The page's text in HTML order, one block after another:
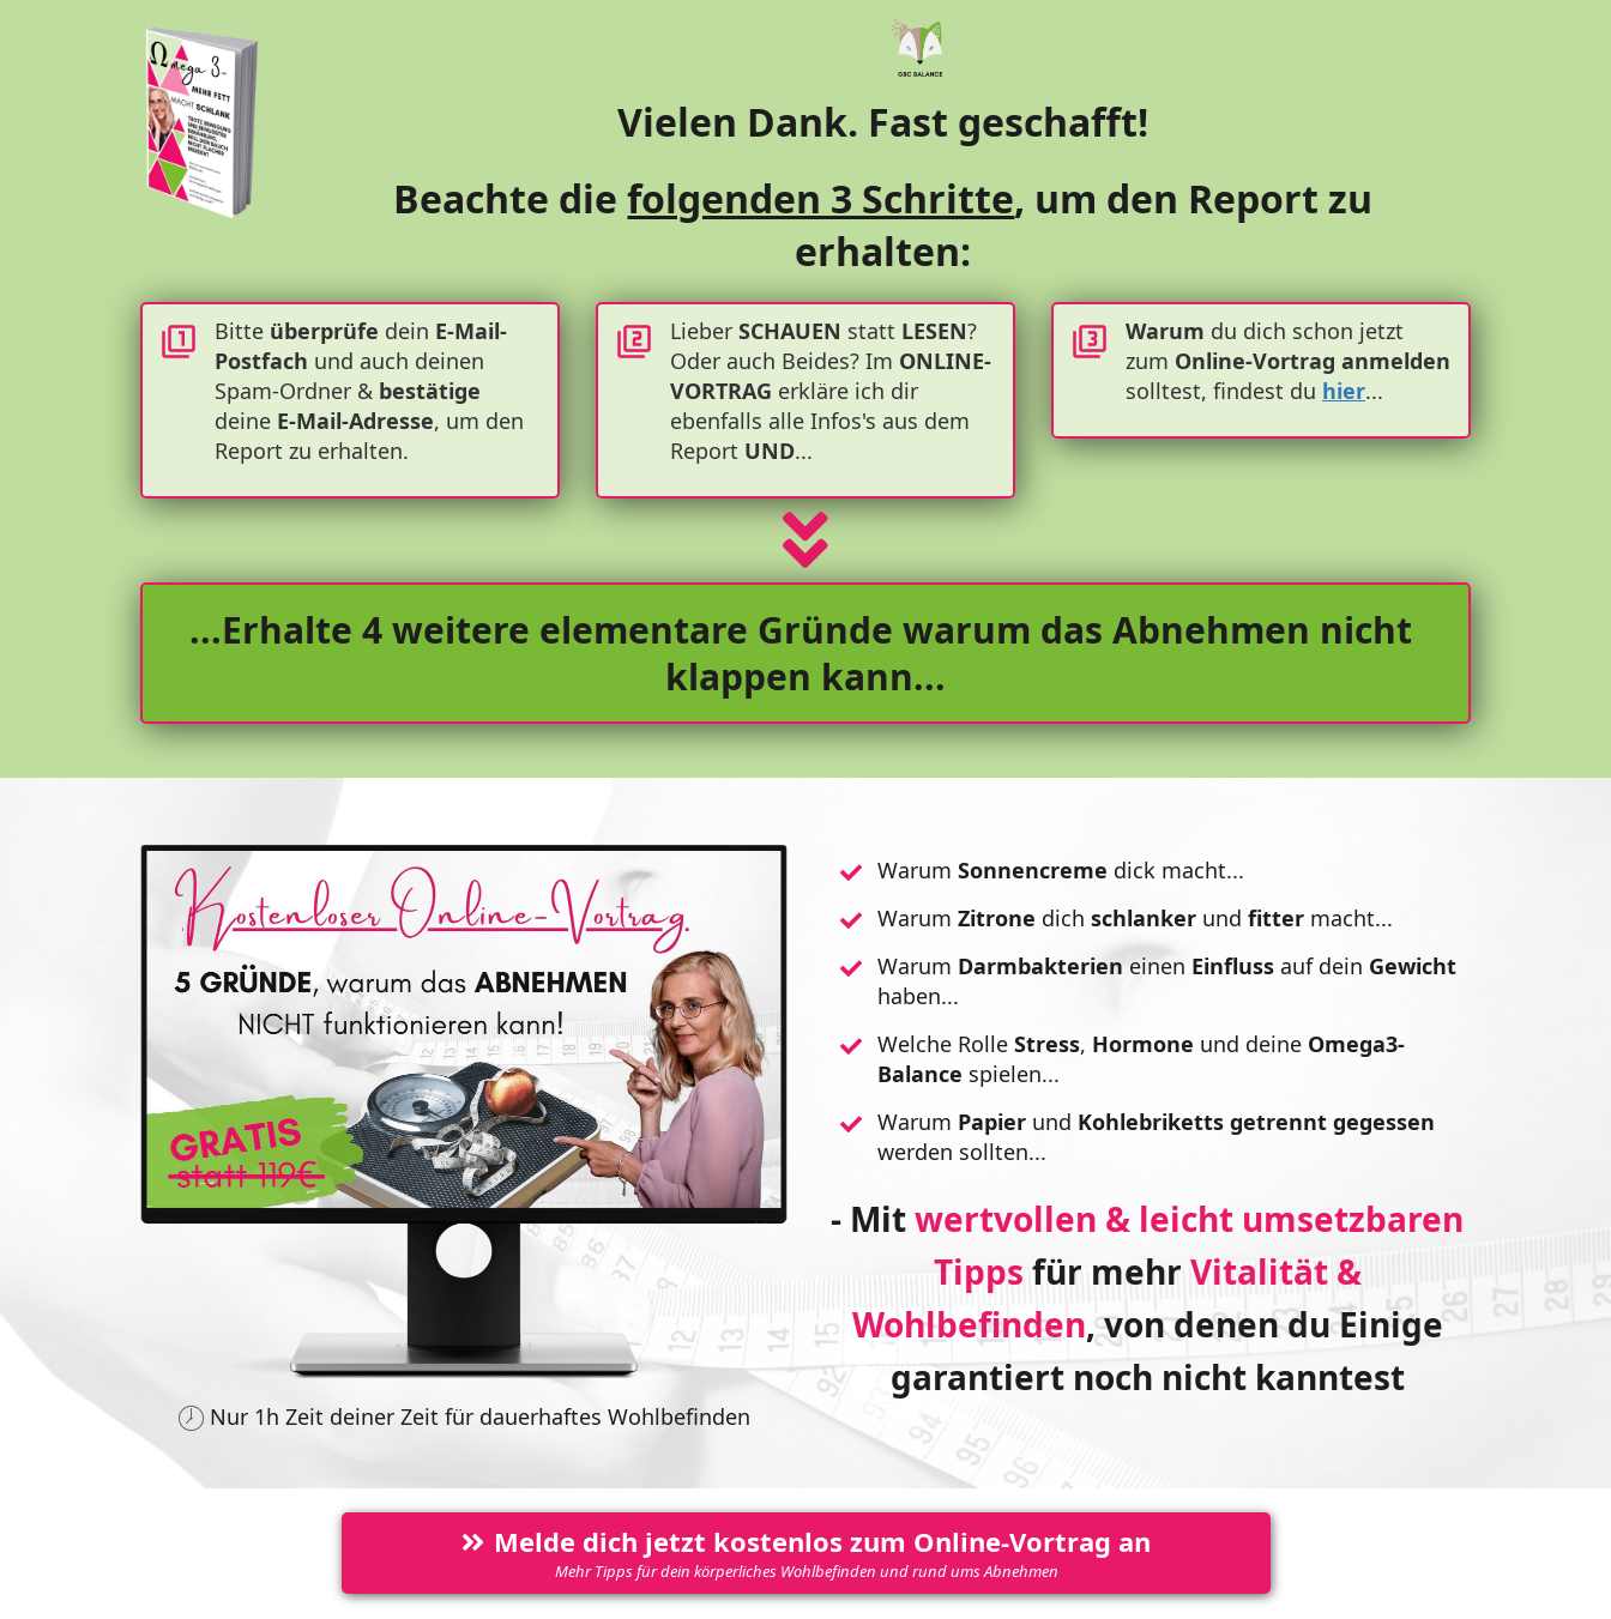
Vielen Dank. Fast geschafft!
Beachte diefolgenden 3 Schritte, um den Report zu
erhalten:
Bitte überprüfe dein E-Mail-
Postfach und auch deinen
Spam-Ordner & bestätige
deine E-Mail-Adresse, um den
Report zu erhalten.
Lieber SCHAUEN statt LESEN?
Oder auch Beides? Im ONLINE-
VORTRAG erkläre ich dir
ebenfalls alle Infos's aus dem
Report UND...
Warum du dich schon jetzt
zum Online-Vortrag anmelden
solltest, findest du hier...
...Erhalte 4 weitere elementare Gründe warum das Abnehmen nicht
klappen kann...
Nur 1h Zeit deiner Zeit für dauerhaftes Wohlbefinden
Warum Sonnencreme dick macht...
Warum Zitrone dich schlanker und fitter macht...
Warum Darmbakterien einen Einfluss auf dein Gewicht
haben...
Welche Rolle Stress, Hormone und deine Omega3-
Balance spielen...
Warum Papier und Kohlebriketts getrennt gegessen
werden sollten...
- Mitwertvollen & leicht umsetzbaren
Tipps für mehr Vitalität &
Wohlbefinden, von denen du Einige
garantiert noch nicht kanntest
Melde dich jetzt kostenlos zum Online-Vortrag an
Mehr Tipps für dein körperliches Wohlbefinden und rund ums Abnehmen